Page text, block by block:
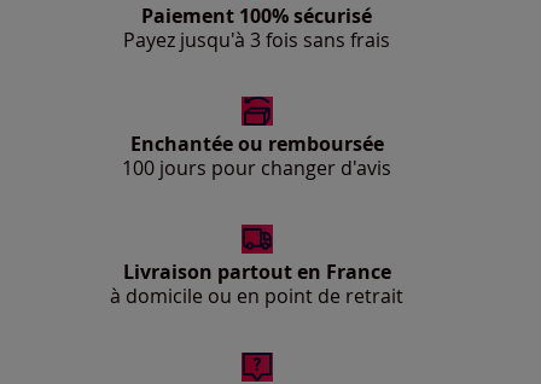
Paiement 100% sécurisé
Payez jusqu'à 3 fois sans frais
Enchantée ou remboursée
100 jours pour changer d'avis
Livraison partout en France
à domicile ou en point de retrait